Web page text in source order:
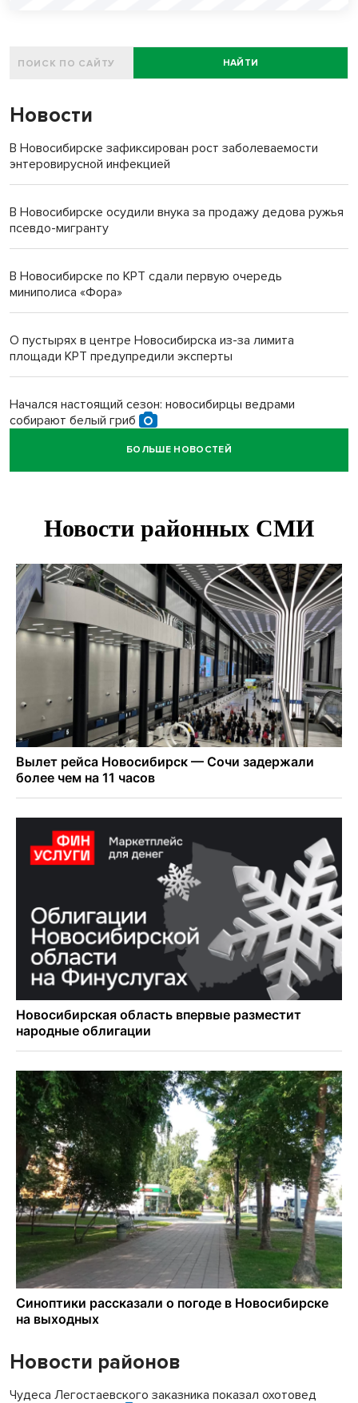
НАЙТИ
Новости
В Новосибирске зафиксирован рост заболеваемости
энтеровирусной инфекцией
В Новосибирске осудили внука за продажу дедова ружья
псевдо-мигранту
В Новосибирске по КРТ сдали первую очередь
миниполиса «Фора»
О пустырях в центре Новосибирска из-за лимита
площади КРТ предупредили эксперты
Начался настоящий сезон: новосибирцы ведрами
собирают белый гриб
Под Новосибирском водитель авто выжил в
В Новосибирске Роспотребнадзор изъял из продажи 1,4
Два миллиона на покупку авто получат 28 семей в
Новосибирской области
В Новосибирской области больше тысячи человек
БОЛЬШЕ НОВОСТЕЙ
Новости районов
Чудеса Легостаевского заказника показал охотовед